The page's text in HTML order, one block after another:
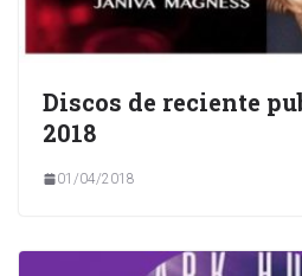
Discos de reciente
2018
01/04/2018